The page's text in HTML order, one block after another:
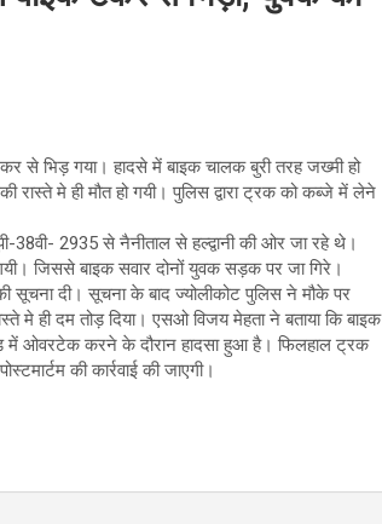
से भिड़ गया। हादसे में बाइक चालक बुरी तरह जख्मी हो
रास्ते मे ही मौत हो गयी। पुलिस द्वारा ट्रक को कब्जे में लेने
38वी- 2935 से नैनीताल से हल्द्वानी की ओर जा रहे थे।
जिससे बाइक सवार दोनों युवक सड़क पर जा गिरे।
सूचना दी। सूचना के बाद ज्योलीकोट पुलिस ने मौके पर
मे ही दम तोड़ दिया। एसओ विजय मेहता ने बताया कि बाइक
में ओवरटेक करने के दौरान हादसा हुआ है। फिलहाल ट्रक
की कार्रवाई की जाएगी।